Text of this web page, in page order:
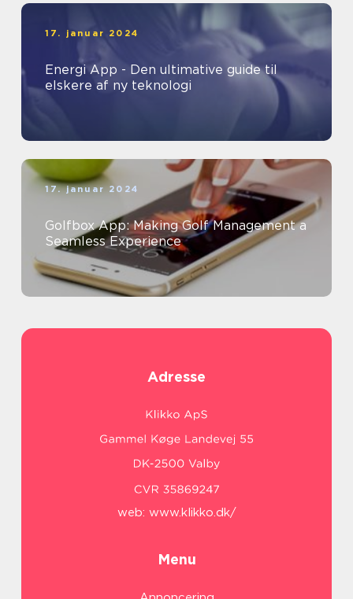
17. januar 2024
Energi App - Den ultimative guide til
elskere af ny teknologi
17. januar 2024
Golfbox App: Making Golf Management a
Seamless Experience
Adresse
web: www.klikko.dk/
Menu